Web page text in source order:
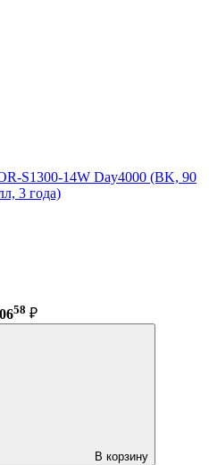
S1300-14W Day4000 (BK, 90
3 года)
58 ₽
В корзину